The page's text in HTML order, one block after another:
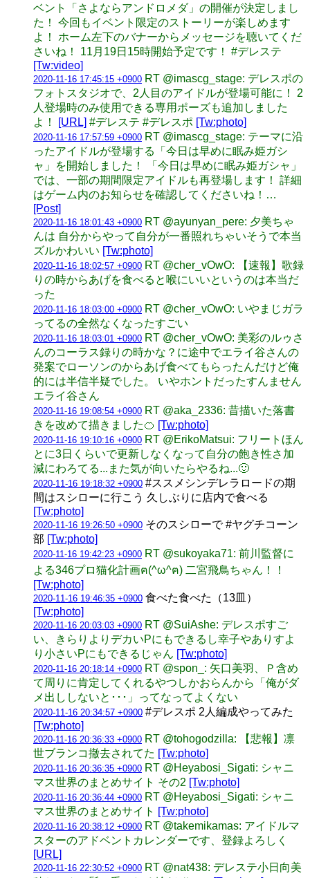
ベント「さよならアンドロメダ」の開催が決定しまし
た！ 今回もイベント限定のストーリーが楽しめます
よ！ ホーム左下のバナーからメッセージを聴いてくだ
さいね！ 11月19日15時開始予定です！ #デレステ
[Tw:video]
2020-11-16 17:45:15 +0900 RT @imascg_stage: デレスポの
フォトスタジオで、2人目のアイドルが登場可能に！ 2
人登場時のみ使用できる専用ポーズも追加しました
よ！
[URL] #デレステ #デレスポ [Tw:photo]
2020-11-16 17:57:59 +0900 RT @imascg_stage: テーマに沿
ったアイドルが登場する「今日は早めに眠み姫ガシ
ャ」を開始しました！ 「今日は早めに眠み姫ガシャ」
では、一部の期間限定アイドルも再登場します！ 詳細
はゲーム内のお知らせを確認してくださいね！…
[Post]
2020-11-16 18:01:43 +0900 RT @ayunyan_pere: 夕美ちゃ
んは 自分からやって自分が一番照れちゃいそうで本当
ズルかわいい [Tw:photo]
2020-11-16 18:02:57 +0900 RT @cher_vOwO: 【速報】歌録
りの時からあげを食べると喉にいいというのは本当だ
った
2020-11-16 18:03:00 +0900 RT @cher_vOwO: いやまじガラ
ってるの全然なくなったすごい
2020-11-16 18:03:01 +0900 RT @cher_vOwO: 美彩のルゥさ
んのコーラス録りの時かな？に途中でエライ谷さんの
発案でローソンのからあげ食べてもらったんだけど俺
的には半信半疑でした。 いやホントだったすんません
エライ谷さん
2020-11-16 19:08:54 +0900 RT @aka_2336: 昔描いた落書
きを改めて描きました🍊 [Tw:photo]
2020-11-16 19:10:16 +0900 RT @ErikoMatsui: フリートほん
とに3日くらいで更新しなくなって自分の飽き性さ加
減にわろてる...また気が向いたらやるね...🙂
2020-11-16 19:18:32 +0900 #ススメシンデレラロードの期
間はスシローに行こう 久しぶりに店内で食べる
[Tw:photo]
2020-11-16 19:26:50 +0900 そのスシローで #ヤグチコーン
部 [Tw:photo]
2020-11-16 19:42:23 +0900 RT @sukoyaka71: 前川監督に
よる346プロ猫化計画ฅ(^ω^ฅ) 二宮飛鳥ちゃん！！
[Tw:photo]
2020-11-16 19:46:35 +0900 食べた食べた（13皿）
[Tw:photo]
2020-11-16 20:03:03 +0900 RT @SuiAshe: デレスポすご
い、きらりよりデカいPにもできるし幸子やありすよ
り小さいPにもできるじゃん [Tw:photo]
2020-11-16 20:18:14 +0900 RT @spon_: 矢口美羽、Ｐ含め
て周りに肯定してくれるやつしかおらんから「俺がダ
メ出ししないと･･･」ってなってよくない
2020-11-16 20:34:57 +0900 #デレスポ 2人編成やってみた
[Tw:photo]
2020-11-16 20:36:33 +0900 RT @tohogodzilla: 【悲報】凛
世ブランコ撤去されてた [Tw:photo]
2020-11-16 20:36:35 +0900 RT @Heyabosi_Sigati: シャニ
マス世界のまとめサイト その2 [Tw:photo]
2020-11-16 20:36:44 +0900 RT @Heyabosi_Sigati: シャニ
マス世界のまとめサイト [Tw:photo]
2020-11-16 20:38:12 +0900 RT @takemikamas: アイドルマ
スターのアドベントカレンダーです、登録よろしく
[URL]
2020-11-16 22:30:52 +0900 RT @nat438: デレステ小日向美